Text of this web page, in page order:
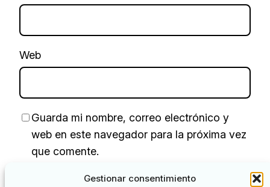
Gestionar consentimiento
Web
Guarda mi nombre, correo electrónico y
web en este navegador para la próxima vez
que comente.